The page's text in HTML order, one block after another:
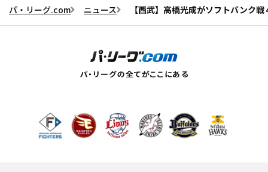
パ・リーグ.com ニュース 【西武】高橋光成がソフトバンク